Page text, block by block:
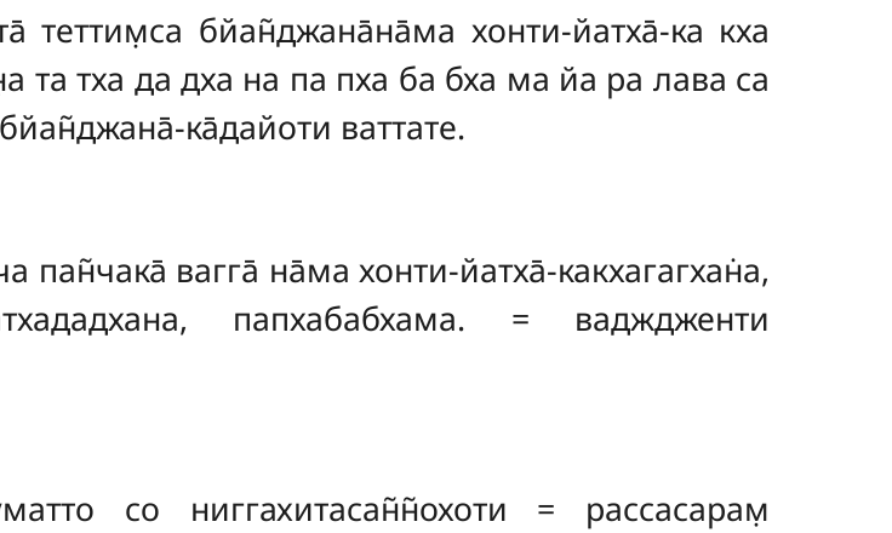
теттим̣са бйан̃джана̄на̄ма хонти-йатха̄-ка кха
та тха да дха на па пха ба бха ма йа ра лава са
ка̄дайоти ваттате.
пан̃чака̄ вагга̄ на̄ма хонти-йатха̄-какхагагхан̇а,
папхабабхама. = вадждженти
со ниггахитасан̃н̃охоти = рассасарам̣